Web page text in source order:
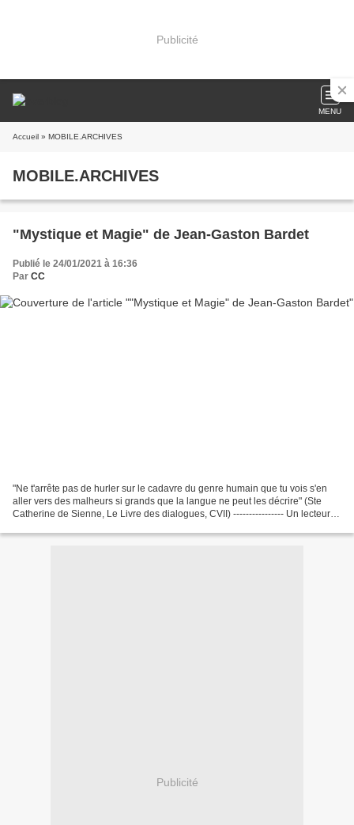
Publicité
MENU
Accueil » MOBILE.ARCHIVES
MOBILE.ARCHIVES
"Mystique et Magie" de Jean-Gaston Bardet
Publié le 24/01/2021 à 16:36
Par CC
"Ne t'arrête pas de hurler sur le cadavre du genre humain que tu vois s'en
aller vers des malheurs si grands que la langue ne peut les décrire" (Ste
Catherine de Sienne, Le Livre des dialogues, CVII) ---------------- Un lecteur
Publicité